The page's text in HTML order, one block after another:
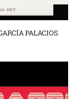
PALACIOS